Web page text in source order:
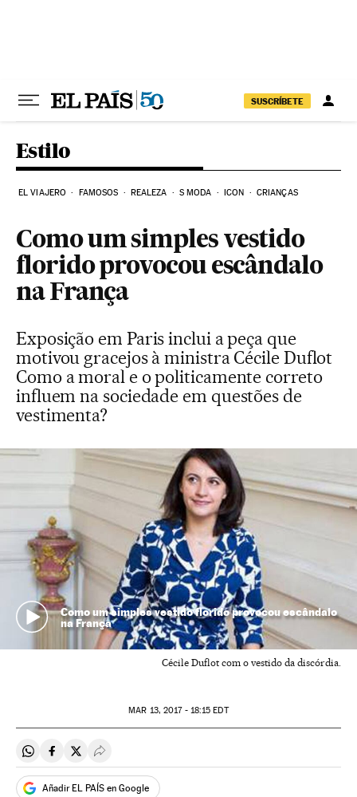
SUSCRÍBETE
Estilo
EL VIAJERO FAMOSOS REALEZA S MODA ICON CRIANÇAS
Como um simples vestido
florido provocou escândalo
na França
Exposição em Paris inclui a peça que
motivou gracejos à ministra Cécile Duflot
Como a moral e o politicamente correto
influem na sociedade em questões de
vestimenta?
Como um simples vestido florido provocou escândalo
na França
Cécile Duflot com o vestido da discórdia.
MAR 13, 2017 - 18:15 EDT
Compartir en Whatsapp
Compartir en Facebook
Compartir en Twitter
Desplegar Redes Sociales
Añadir EL PAÍS en Google